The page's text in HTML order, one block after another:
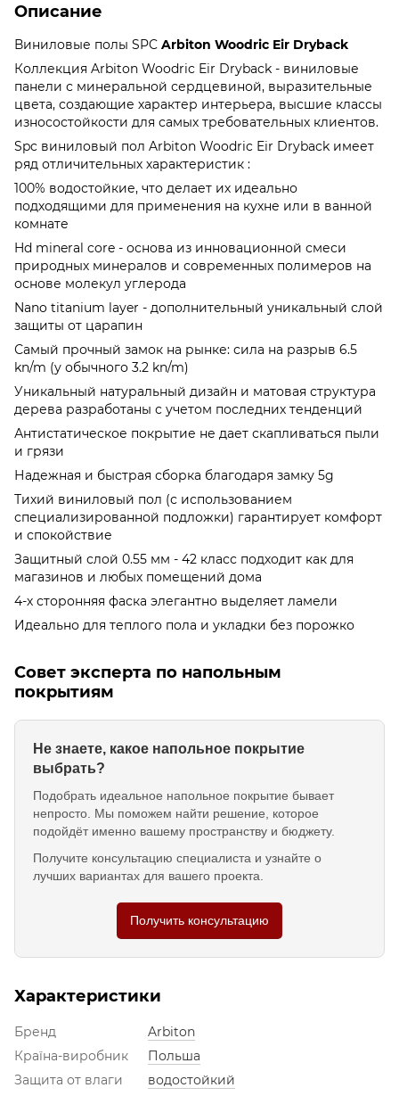
Описание
Виниловые полы SPC Arbiton Woodric Eir Dryback
Коллекция Arbiton Woodric Eir Dryback - виниловые
панели с минеральной сердцевиной, выразительные
цвета, создающие характер интерьера, высшие классы
износостойкости для самых требовательных клиентов.
Spc виниловый пол Arbiton Woodric Eir Dryback имеет
ряд отличительных характеристик :
100% водостойкие, что делает их идеально
подходящими для применения на кухне или в ванной
комнате
Hd mineral core - основа из инновационной смеси
природных минералов и современных полимеров на
основе молекул углерода
Nano titanium layer - дополнительный уникальный слой
защиты от царапин
Самый прочный замок на рынке: сила на разрыв 6.5
kn/m (у обычного 3.2 kn/m)
Уникальный натуральный дизайн и матовая структура
дерева разработаны с учетом последних тенденций
Антистатическое покрытие не дает скапливаться пыли
и грязи
Надежная и быстрая сборка благодаря замку 5g
Тихий виниловый пол (с использованием
специализированной подложки) гарантирует комфорт
и спокойствие
Защитный слой 0.55 мм - 42 класс подходит как для
магазинов и любых помещений дома
4-х сторонняя фаска элегантно выделяет ламели
Идеально для теплого пола и укладки без порожко
Совет эксперта по напольным
покрытиям
Не знаете, какое напольное покрытие
выбрать?
Подобрать идеальное напольное покрытие бывает
непросто. Мы поможем найти решение, которое
подойдёт именно вашему пространству и бюджету.
Получите консультацию специалиста и узнайте о
лучших вариантах для вашего проекта.
Получить консультацию
Характеристики
Бренд
Arbiton
Країна-виробник
Польша
Защита от влаги
водостойкий